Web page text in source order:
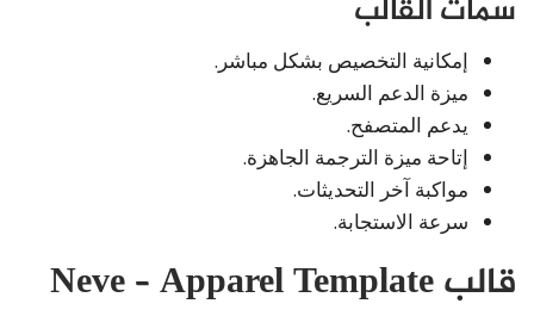
سمات القالب
إمكانية التخصيص بشكل مباشر.
ميزة الدعم السريع.
يدعم المتصفح.
إتاحة ميزة الترجمة الجاهزة.
مواكبة آخر التحديثات.
سرعة الاستجابة.
قالب Neve – Apparel Template